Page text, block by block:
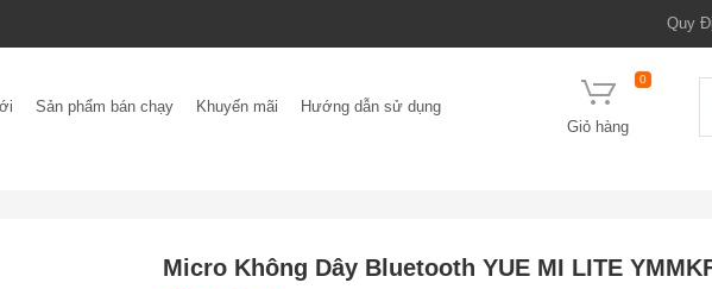
Quy
Sản phẩm bán chạy Khuyến mãi
Hướng dẫn sử dụng
Giỏ hàng
0
Micro Không Dây Bluetooth YUE MI LITE